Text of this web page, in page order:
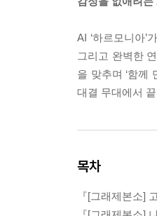
AI ‘하르모니아
그리고 완벽한
을 맞추며 ‘함께
대결 무대에서
목차
『[그래제본소]